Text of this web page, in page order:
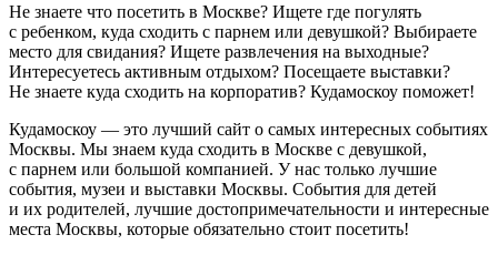
Не знаете что посетить в Москве? Ищете где погулять
с ребенком, куда сходить с парнем или девушкой? Выбираете
место для свидания? Ищете развлечения на выходные?
Интересуетесь активным отдыхом? Посещаете выставки?
Не знаете куда сходить на корпоратив? Кудамоскоу поможет!
Кудамоскоу — это лучший сайт о самых интересных событиях
Москвы. Мы знаем куда сходить в Москве с девушкой,
с парнем или большой компанией. У нас только лучшие
события, музеи и выставки Москвы. События для детей
и их родителей, лучшие достопримечательности и интересные
места Москвы, которые обязательно стоит посетить!